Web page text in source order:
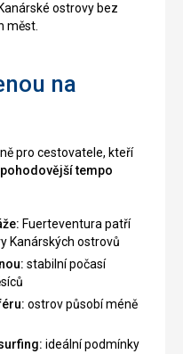
ostrovy bez
měst.
na
pro cestovatele, kteří
tempo
Fuerteventura patří
Kanárských ostrovů
stabilní počasí
ostrov působí méně
ideální podmínky